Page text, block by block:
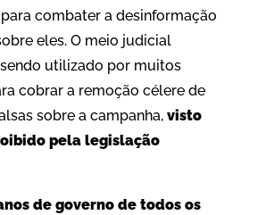
combater a desinformação
eles. O meio judicial
utilizado por muitos
cobrar a remoção célere de
sobre a campanha, visto
pela legislação
de governo de todos os